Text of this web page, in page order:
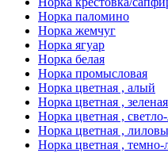
Норка паломино
Норка жемчуг
Норка ягуар
Норка белая
Норка промысловая
Норка цветная , алый
Норка цветная , зеленая
Норка цветная ,
Норка цветная ,
Норка цветная ,